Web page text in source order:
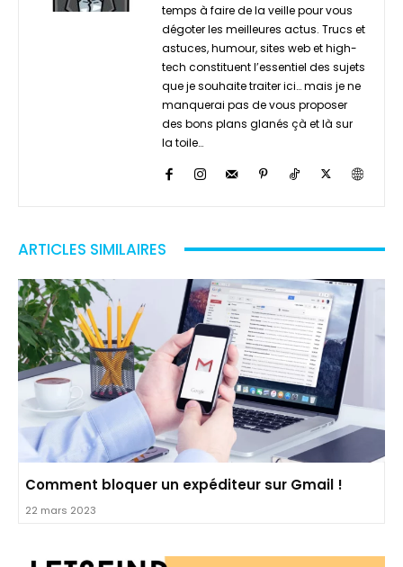
temps à faire de la veille pour vous
dégoter les meilleures actus. Trucs et
astuces, humour, sites web et high-
tech constituent l’essentiel des sujets
que je souhaite traiter ici… mais je ne
manquerai pas de vous proposer
des bons plans glanés çà et là sur
la toile…
ARTICLES SIMILAIRES
Comment bloquer un expéditeur sur Gmail !
22 mars 2023